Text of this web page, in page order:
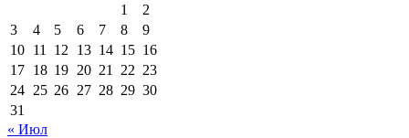
1
2
3
4 5 6 7 8
9
10 11 12 13 14 15 16
17 18 19 20 21 22 23
24 25 26 27 28 29 30
31
« Июл